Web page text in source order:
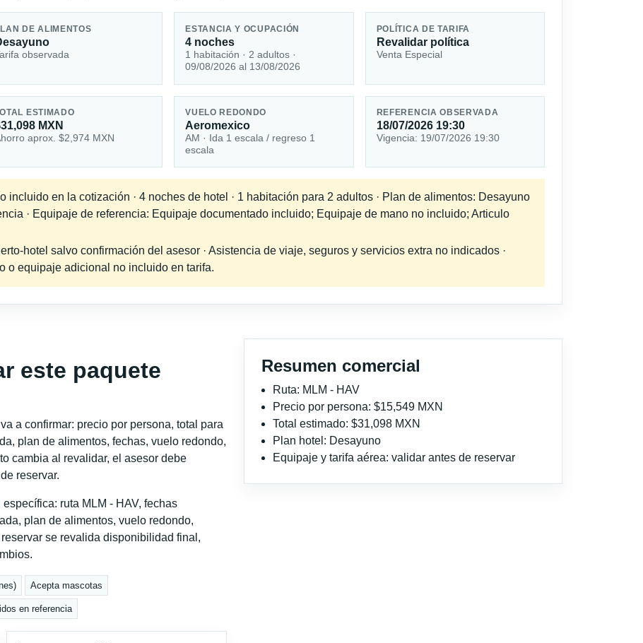
DE ALIMENTOS
observada
ESTANCIA Y OCUPACIÓN
4 noches
1 habitación · 2 adultos ·
09/08/2026 al 13/08/2026
POLÍTICA DE TARIFA
Revalidar política
Venta Especial
ESTIMADO
MXN
aprox. $2,974 MXN
VUELO REDONDO
Aeromexico
AM · Ida 1 escala / regreso 1
escala
REFERENCIA OBSERVADA
18/07/2026 19:30
Vigencia: 19/07/2026 19:30
incluido en la cotización · 4 noches de hotel · 1 habitación para 2 adultos · Plan de alimentos: Desayuno
· Equipaje de referencia: Equipaje documentado incluido; Equipaje de mano no incluido; Articulo
hotel salvo confirmación del asesor · Asistencia de viaje, seguros y servicios extra no indicados ·
o equipaje adicional no incluido en tarifa.
este paquete
a confirmar: precio por persona, total para
plan de alimentos, fechas, vuelo redondo,
cambia al revalidar, el asesor debe
reservar.
ruta MLM - HAV, fechas
plan de alimentos, vuelo redondo,
se revalida disponibilidad final,
Acepta mascotas
en referencia
Resumen comercial
Ruta: MLM - HAV
Precio por persona: $15,549 MXN
Total estimado: $31,098 MXN
Plan hotel: Desayuno
Equipaje y tarifa aérea: validar antes de reservar